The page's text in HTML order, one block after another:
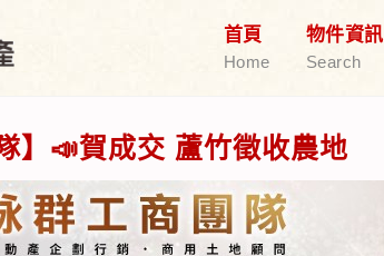
首頁
Home
物件資訊
Search
】📣賀成交 蘆竹徵收農地